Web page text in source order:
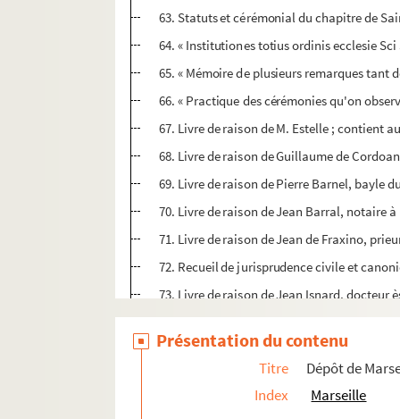
63. Statuts et cérémonial du chapitre de
64. « Institutiones totius ordinis ecclesie
65. « Mémoire de plusieurs remarques tant
66. « Practique des cérémonies qu'on
67. Livre de raison de M. Estelle ; contient
68. Livre de raison de Guillaume de
69. Livre de raison de Pierre Barnel, bayle
70. Livre de raison de Jean Barral, notaire à
71. Livre de raison de Jean de Fraxino,
72. Recueil de jurisprudence civile et
73. Livre de raison de Jean Isnard, docteur
74. Épitaphe, complainte, prose et récits
75. Livre-journal de Goujon, intendant de M
76. Cérémonial du chapitre cathédral de la
77. Statuts du chapitre cathédral de la
Présentation du contenu
Titre
Dépôt de
Index
Marseille